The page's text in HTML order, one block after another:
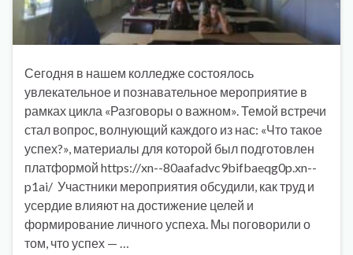
Сегодня в нашем колледже состоялось
увлекательное и познавательное мероприятие в
рамках цикла «Разговоры о важном». Темой встречи
стал вопрос, волнующий каждого из нас: «Что такое
успех?», материалы для которой был подготовлен
платформой https://xn--80aafadvc9bifbaeqg0p.xn--
p1ai/ Участники мероприятия обсудили, как труд и
усердие влияют на достижение целей и
формирование личного успеха. Мы поговорили о
том, что успех — …